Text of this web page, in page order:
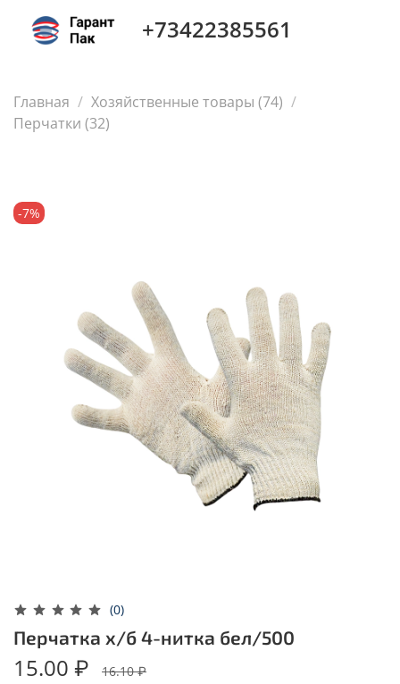
+73422385561
Главная
Хозяйственные товары (74)
Перчатки (32)
-7%
(0)
Перчатка х/б 4-нитка бел/500
15.00 ₽ 16.10 ₽